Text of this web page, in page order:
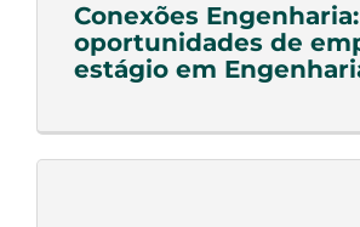
Conexões Engenharia:
oportunidades de
estágio em